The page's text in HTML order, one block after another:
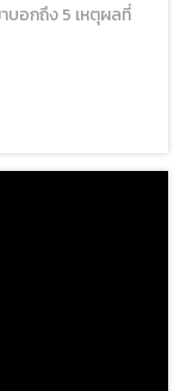
บอกถึง 5 เหตุผลที่